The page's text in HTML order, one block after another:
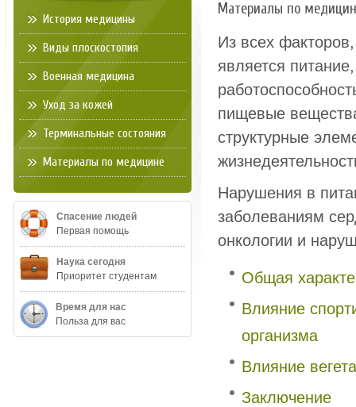
Материалы по
Из всех
является
пищевые
структурные
Нарушения в
заболеваниям
онкологии и
Общая
Влияние
организма
Влияние
Заключение
История медицины
Виды плоскостопия
Военная медицина
Уход за кожей
Терминальные состояния
Материалы по медицине
Спасение людей
Первая помощь
Наука сегодня
Приоритет студентам
Время для нас
Польза для вас